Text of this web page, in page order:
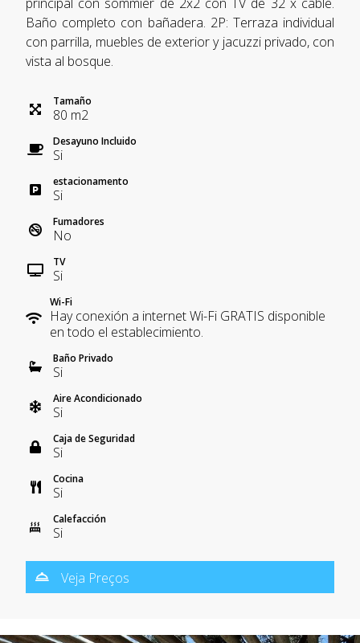
Baño completo con bañadera. 2P: Terraza individual
con parrilla, muebles de exterior y jacuzzi privado, con
vista al bosque.
Tamaño
80 m2
Desayuno Incluido
Si
estacionamento
Si
Fumadores
No
TV
Si
Wi-Fi
Hay conexión a internet Wi-Fi GRATIS disponible
en todo el establecimiento.
Baño Privado
Si
Aire Acondicionado
Si
Caja de Seguridad
Si
Cocina
Si
Calefacción
Si
Veja Preços